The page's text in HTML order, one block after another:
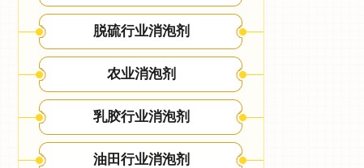
脱硫行业消泡剂
农业消泡剂
乳胶行业消泡剂
油田行业消泡剂